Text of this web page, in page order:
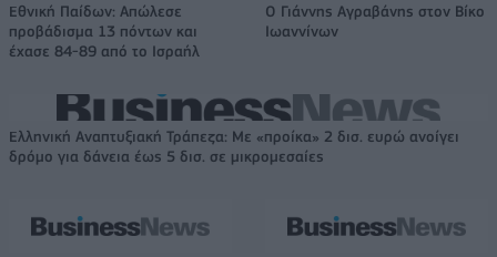
Εθνική Παίδων: Απώλεσε
προβάδισμα 13 πόντων και
έχασε 84-89 από το Ισραήλ
Ο Γιάννης Αγραβάνης στον Βίκο
Ιωαννίνων
Ελληνική Αναπτυξιακή Τράπεζα: Με «προίκα» 2 δισ. ευρώ ανοίγει
δρόμο για δάνεια έως 5 δισ. σε μικρομεσαίες